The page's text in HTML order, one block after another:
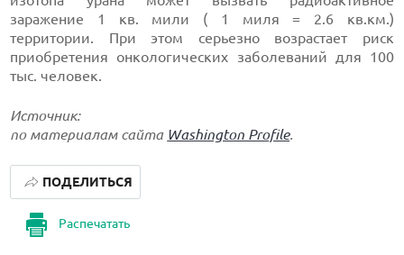
заражение 1 кв. мили ( 1 миля = 2.6 кв.км.)
территории. При этом серьезно возрастает риск
приобретения онкологических заболеваний для 100
тыс. человек.
Источник:
по материалам сайта Washington Profile.
Распечатать
ПОДЕЛИТЬСЯ